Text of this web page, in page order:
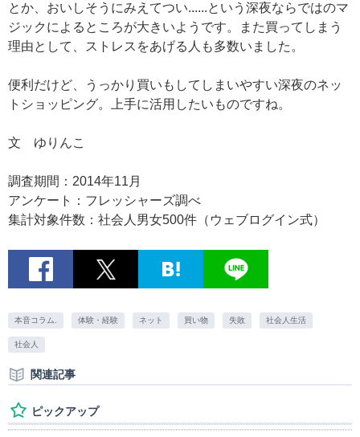
とか、おいしそうにみえてつい......という深夜ならではのマ
ジックによるところが大きいようです。また買ってしまう
理由として、ストレスをあげる人も多数いました。
便利だけど、うっかり買いもしてしまいやすい深夜のネッ
トショッピング。上手に活用したいものですね。
文 ゆりんこ
調査期間：2014年11月
アンケート：フレッシャーズ調べ
集計対象件数：社会人男女500件（ウェブログイン式）
本音コラム. 体験・経験 ネット 買い物 失敗 社会人生活
社会人
関連記事
ピックアップ